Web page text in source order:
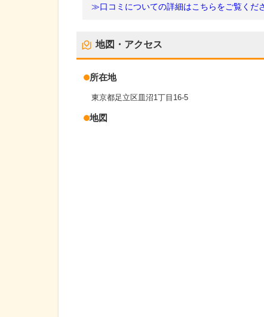
≫口コミについての詳細はこちらをご覧くだ
地図・アクセス
所在地
東京都足立区皿沼1丁目16-5
地図